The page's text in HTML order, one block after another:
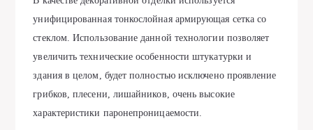
унифицированная тонкослойная армирующая сетка со
стеклом. Использование данной технологии позволяет
увеличить технические особенности штукатурки и
здания в целом, будет полностью исключено проявление
грибков, плесени, лишайников, очень высокие
характеристики паронепроницаемости.